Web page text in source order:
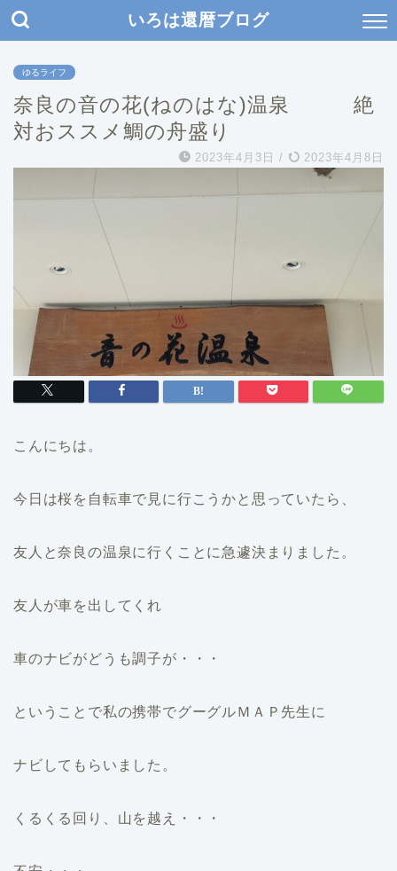
いろは還暦ブログ
ゆるライフ
奈良の音の花(ねのはな)温泉 絶
対おススメ鯛の舟盛り
2023年4月3日 / 2023年4月8日
こんにちは。
今日は桜を自転車で見に行こうかと思っていたら、
友人と奈良の温泉に行くことに急遽決まりました。
友人が車を出してくれ
車のナビがどうも調子が・・・
ということで私の携帯でグーグルＭＡＰ先生に
ナビしてもらいました。
くるくる回り、山を越え・・・